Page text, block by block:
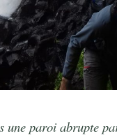
une paroi abrupte